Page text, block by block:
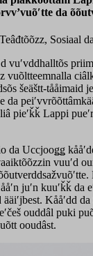
da
Teâđtõõzz, Sosiaal
vuʹvddhalltõs
vuõltteemnalla
šeäštt-tååimaid
da
pieʹǩǩ Lappi
da Uccjooǥǥ
vuuʹd
juʹn kuuʹǩǩ da
Kååʹdd da
ouddâl puki
ooudâst.